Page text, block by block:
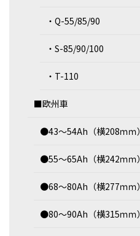
・Q-55/85/90
・S-85/90/100
・T-110
■欧州車
●43～54Ah（横208ｍｍ）
●55～65Ah（横242ｍｍ）
●68～80Ah（横277ｍｍ）
●80～90Ah（横315ｍｍ）